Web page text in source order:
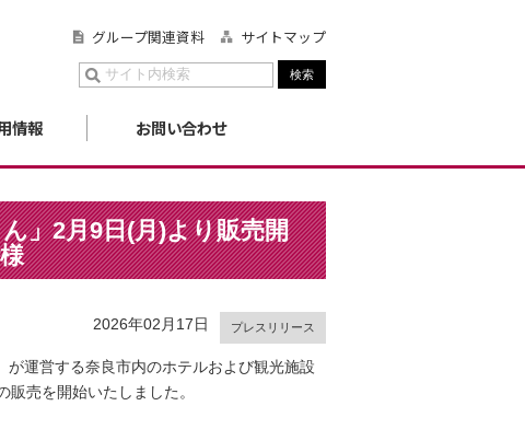
情報 お問い合わせ
グループ関連資料 サイトマップ
」2月9日(月)より販売開
プレスリリース
2026年02月17日
運営する奈良市内のホテルおよび観光施設
売を開始いたしました。